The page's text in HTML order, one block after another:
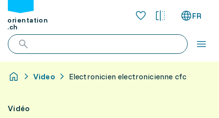
orientation
.ch
FR
Video Electronicien electronicienne cfc
Vidéo